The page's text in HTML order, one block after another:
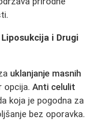
i Drugi
uklanjanje masnih
opcija. Anti celulit
koja je pogodna za
bez oporavka.